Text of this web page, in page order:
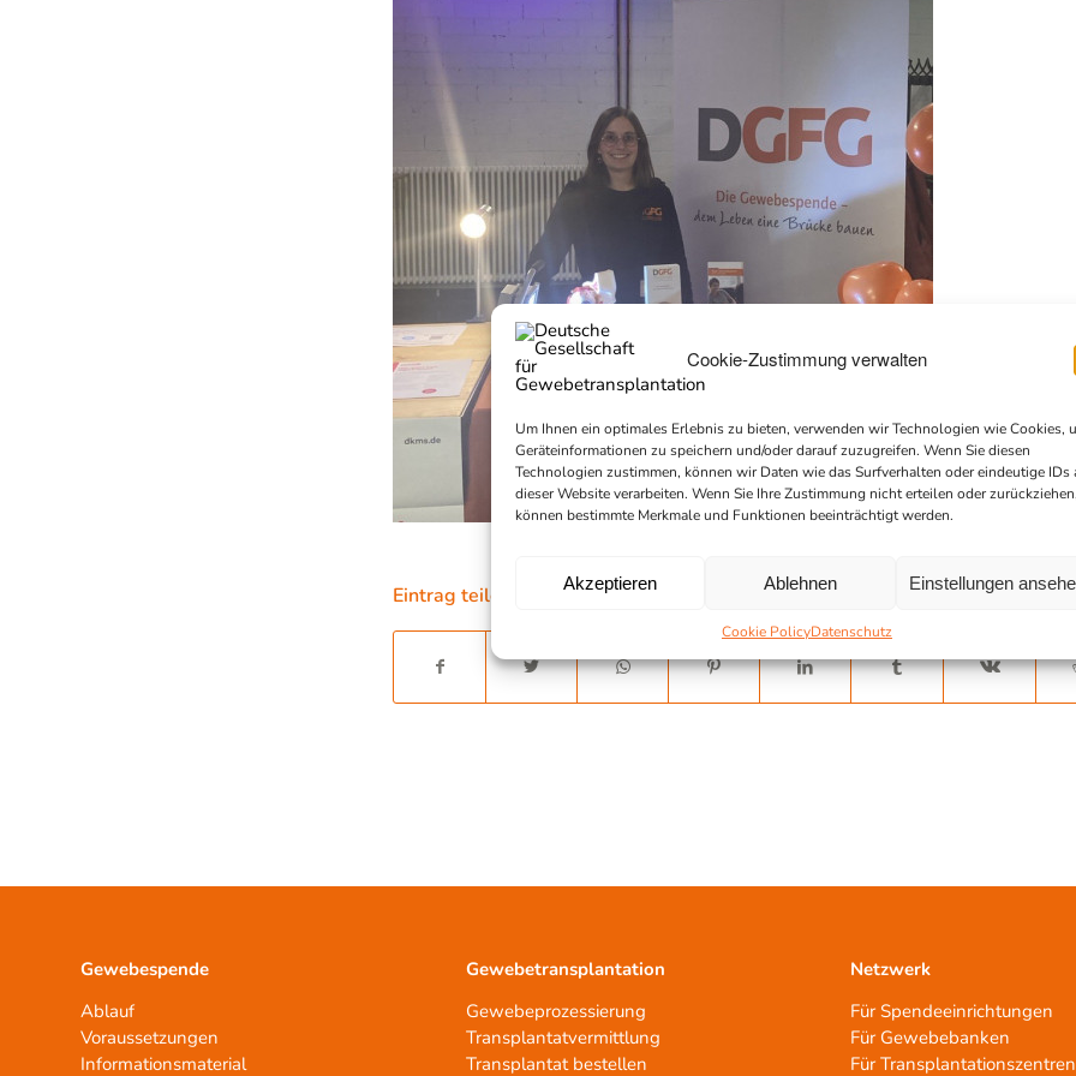
Cookie-Zustimmung verwalten
Um Ihnen ein optimales Erlebnis zu bieten, verwenden wir Technologien wie Cookies,
Geräteinformationen zu speichern und/oder darauf zuzugreifen. Wenn Sie diesen
Technologien zustimmen, können wir Daten wie das Surfverhalten oder eindeutige IDs
dieser Website verarbeiten. Wenn Sie Ihre Zustimmung nicht erteilen oder zurückziehen,
können bestimmte Merkmale und Funktionen beeinträchtigt werden.
Akzeptieren Ablehnen Einstellungen
Cookie PolicyDatenschutz
Eintrag teilen
Gewebespende
Ablauf
Voraussetzungen
Informationsmaterial
Gewebetransplantation
Gewebeprozessierung
Transplantatvermittlung
Transplantat bestellen
Netzwerk
Für Spendeeinrichtungen
Für Gewebebanken
Für Transplantationszentren